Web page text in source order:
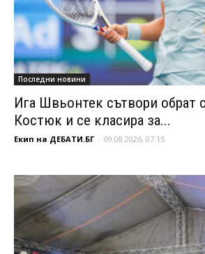
Последни новини
Ига Швьонтек сътвори обрат
Костюк и се класира за...
Екип на ДЕБАТИ.БГ - 09.08.2026, 07:15